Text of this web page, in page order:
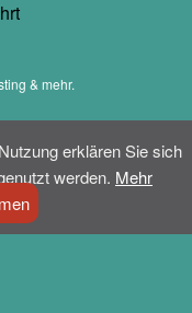
& mehr.
erklären Sie sich
werden. Mehr